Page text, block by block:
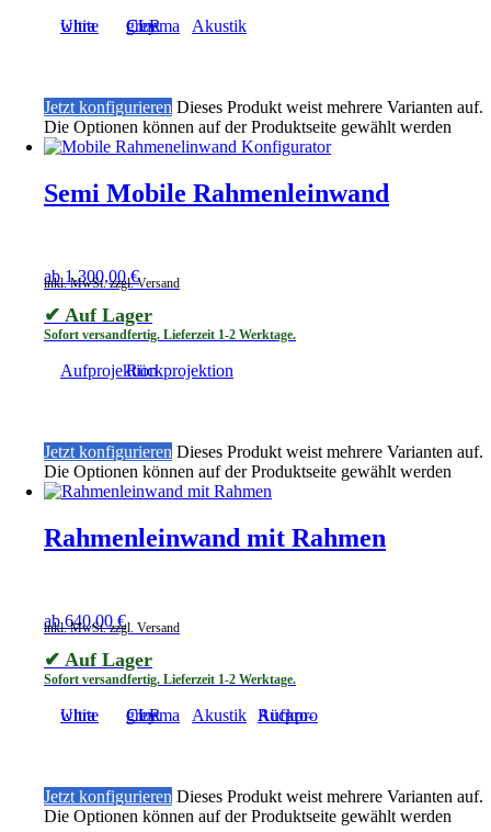
Ultra white Cinema grey CLR Akustik
Jetzt konfigurieren Dieses Produkt weist mehrere Varianten auf.
Die Optionen können auf der Produktseite gewählt werden
Semi Mobile Rahmenleinwand
ab1.300,00€
inkl. MwSt. zzgl. Versand
✔ Auf Lager
Sofort versandfertig. Lieferzeit 1-2 Werktage.
AufprojektionRückprojektion
Jetzt konfigurieren Dieses Produkt weist mehrere Varianten auf.
Die Optionen können auf der Produktseite gewählt werden
Rahmenleinwand mit Rahmen
ab640,00 €
inkl. MwSt. zzgl. Versand
✔ Auf Lager
Sofort versandfertig. Lieferzeit 1-2 Werktage.
Ultra white Cinema grey CLR Akustik Aufpro-Rückpro
Jetzt konfigurieren Dieses Produkt weist mehrere Varianten auf.
Die Optionen können auf der Produktseite gewählt werden